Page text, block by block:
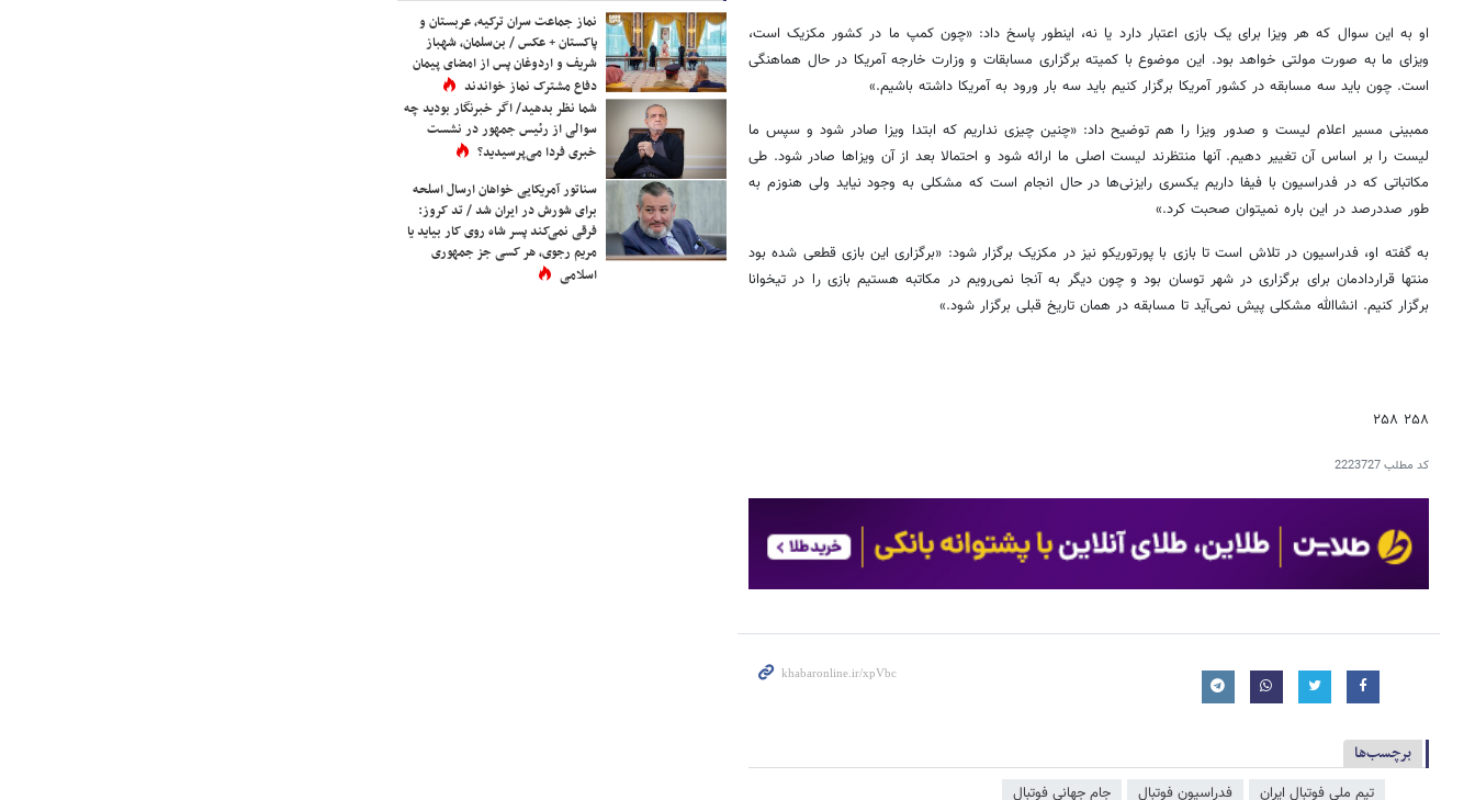
او به این سوال که هر ویزا برای یک بازی اعتبار دارد یا نه، اینطور پاسخ داد: «چون کمپ ما در کشور مکزیک است،
ویزای ما به صورت مولتی خواهد بود. این موضوع با کمیته برگزاری مسابقات و وزارت خارجه آمریکا در حال هماهنگی
است. چون باید سه مسابقه در کشور آمریکا برگزار کنیم باید سه بار ورود به آمریکا داشته باشیم.»
ممبینی مسیر اعلام لیست و صدور ویزا را هم توضیح داد: «چنین چیزی نداریم که ابتدا ویزا صادر شود و سپس ما
لیست را بر اساس آن تغییر دهیم. آنها منتظرند لیست اصلی ما ارائه شود و احتمالا بعد از آن ویزاها صادر شود. طی
مکاتباتی که در فدراسیون با فیفا داریم یکسری رایزنی‌ها در حال انجام است که مشکلی به وجود نیاید ولی هنوزم به
طور صددرصد در این باره نمیتوان صحبت کرد.»
به گفته او، فدراسیون در تلاش است تا بازی با پورتوریکو نیز در مکزیک برگزار شود: «برگزاری این بازی قطعی شده بود
منتها قراردادمان برای برگزاری در شهر توسان بود و چون دیگر به آنجا نمی‌رویم در مکاتبه هستیم بازی را در تیخوانا
برگزار کنیم. انشاالله مشکلی پیش نمی‌آید تا مسابقه در همان تاریخ قبلی برگزار شود.»
۲۵۸ ۲۵۸
کد مطلب2223727
برچسب‌ها
تیم ملی فوتبال ایران فدراسیون فوتبال جام جهانی فوتبال
نماز جماعت سران ترکیه، عربستان و
پاکستان + عکس / بن‌سلمان، شهباز
شریف و اردوغان پس از امضای پیمان
دفاع مشترک نماز خواندند
شما نظر بدهید/ اگر خبرنگار بودید چه
سوالی از رئیس جمهور در نشست
خبری فردا می‌پرسیدید؟
سناتور آمریکایی خواهان ارسال اسلحه
برای شورش در ایران شد / تد کروز:
فرقی نمی‌کند پسر شاه روی کار بیاید یا
مریم رجوی، هر کسی جز جمهوری
اسلامی